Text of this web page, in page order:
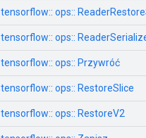
tensorflow:: ops::
tensorflow:: ops::
tensorflow:: ops:: Przywróć
tensorflow:: ops:: RestoreSlice
tensorflow:: ops:: RestoreV2